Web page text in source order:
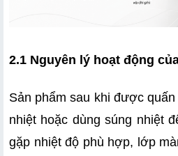
2.1 Nguyên lý hoạt động
Sản phẩm sau khi được
nhiệt hoặc dùng súng nhiệt
gặp nhiệt độ phù hợp, lớp